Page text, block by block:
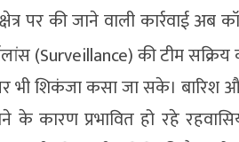
पर की जाने वाली कार्रवाई अब
(Surveillance) की टीम सक्रिय
भी शिकंजा कसा जा सके। बारिश
के कारण प्रभावित हो रहे